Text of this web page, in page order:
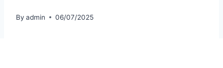
By admin 06/07/2025